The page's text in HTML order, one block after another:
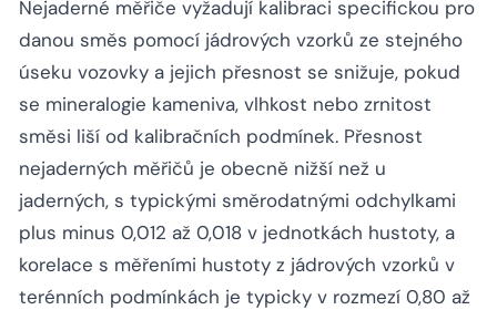
Nejaderné měřiče vyžadují kalibraci specifickou pro
danou směs pomocí jádrových vzorků ze stejného
úseku vozovky a jejich přesnost se snižuje, pokud
se mineralogie kameniva, vlhkost nebo zrnitost
směsi liší od kalibračních podmínek. Přesnost
nejaderných měřičů je obecně nižší než u
jaderných, s typickými směrodatnými odchylkami
plus minus 0,012 až 0,018 v jednotkách hustoty, a
korelace s měřeními hustoty z jádrových vzorků v
terénních podmínkách je typicky v rozmezí 0,80 až